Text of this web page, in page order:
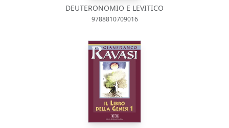
DEUTERONOMIO E LEVITICO
9788810709016